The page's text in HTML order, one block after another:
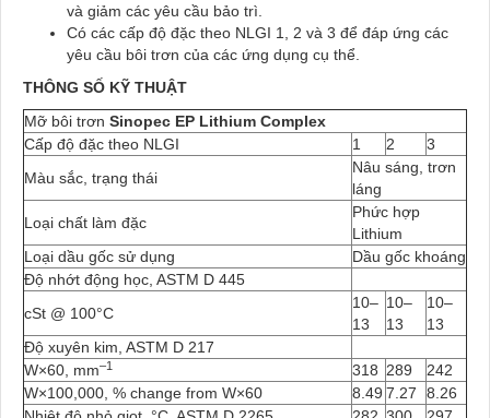
và giảm các yêu cầu bảo trì.
Có các cấp độ đặc theo NLGI 1, 2 và 3 để đáp ứng các
yêu cầu bôi trơn của các ứng dụng cụ thể.
THÔNG SỐ KỸ THUẬT
Mỡ bôi trơn Sinopec EP Lithium Complex
Cấp độ đặc theo NLGI
1 2
3
Màu sắc, trạng thái
Nâu sáng, trơn
láng
Loại chất làm đặc
Phức hợp
Lithium
Loại dầu gốc sử dụng
Dầu gốc khoáng
Độ nhớt động học, ASTM D 445
cSt @ 100°C
10–
13
10–
13
10–
13
Độ xuyên kim, ASTM D 217
W×60, mm–1 318 289
242
W×100,000, % change from W×60
8.49 7.27
8.26